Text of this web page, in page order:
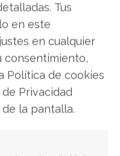
Tus
en este
en cualquier
consentimiento,
Política de cookies
Privacidad
la pantalla.